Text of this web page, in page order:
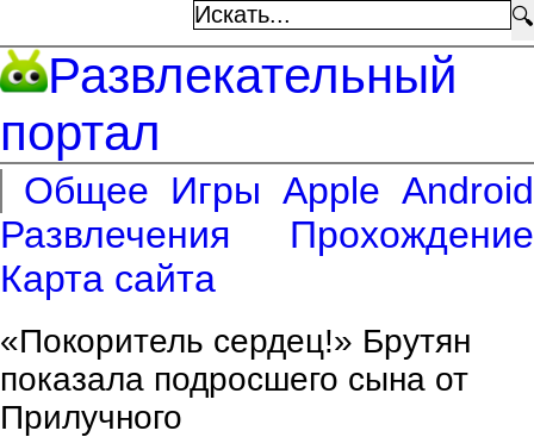
🔍
Развлекательный
портал
Общее Игры Apple Android
Развлечения
Прохождение
Карта сайта
«Покоритель сердец!» Брутян
показала подросшего сына от
Прилучного